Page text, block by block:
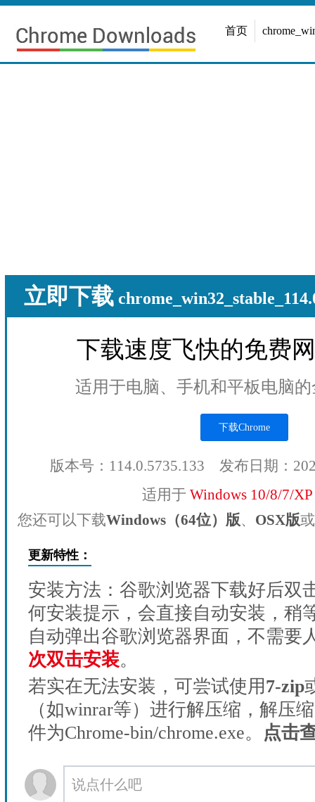
首页
立即下载
下载速度飞快的免费
适用于电脑、手机和平板电脑
下载Chrome
版本号：114.0.5735.133 发布日期：
适用于 Windows 10/8/7/
您还可以下载Windows（64位）版、 OSX版或
更新特性：
安装方法：谷歌浏览器下载好后双
何安装提示，会直接自动安装，稍
自动弹出谷歌浏览器界面，不需要
次双击安装。
若实在无法安装，可尝试使用7-zip
（如winrar等）进行解压缩，解压
件为Chrome-bin/chrome.exe。
点击
说点什么吧